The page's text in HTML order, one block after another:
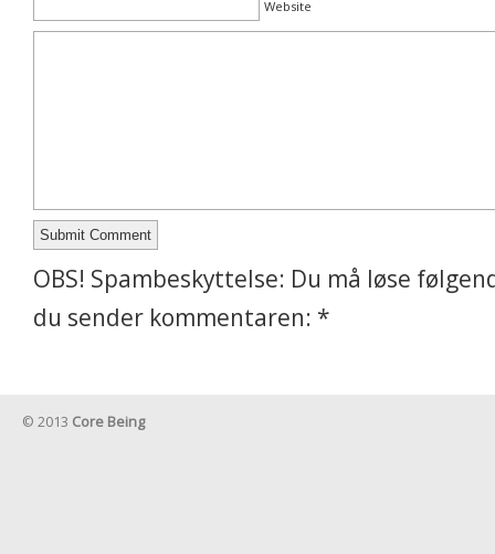
Website
OBS! Spambeskyttelse: Du må løse
du sender kommentaren: *
© 2013 Core Being